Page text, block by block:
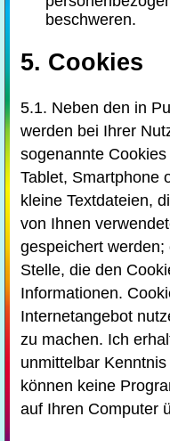
beschweren.
5. Cookies
5.1. Neben den in
werden bei Ihrer
sogenannte
Tablet, Smartphone
kleine Textdateien,
von Ihnen
gespeichert
Stelle, die den
Informationen.
Internetangebot
zu machen. Ich
unmittelbar
können keine
auf Ihren Computer